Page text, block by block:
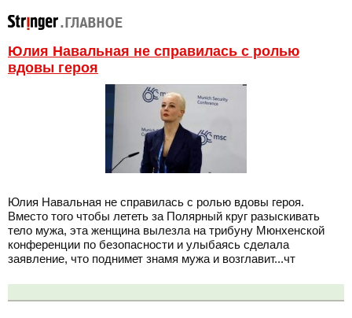
Юлия Навальная не справилась с ролью
вдовы героя
Юлия Навальная не справилась с ролью вдовы героя.
Вместо того чтобы лететь за Полярный круг разыскивать
тело мужа, эта женщина вылезла на трибуну Мюнхенской
конференции по безопасности и улыбаясь сделала
заявление, что поднимет знамя мужа и возглавит...чт